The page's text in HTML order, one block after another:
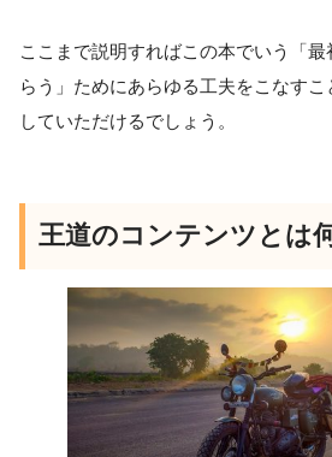
ここまで説明すればこの本でいう「
らう」ためにあらゆる工夫をこなす
していただけるでしょう。
王道のコンテンツとは